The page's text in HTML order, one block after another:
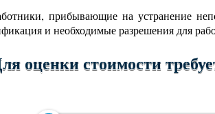
прибывающие на устранение
и необходимые разрешения для
оценки стоимости